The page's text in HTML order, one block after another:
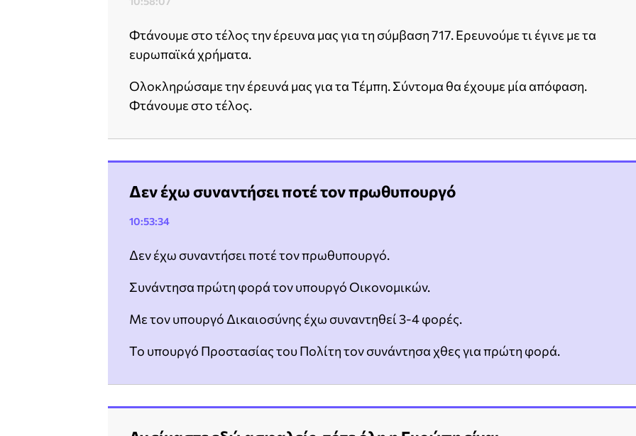
Φτάνουμε στο τέλος την έρευνα μας για τη σύμβαση 717. Ερευνούμε τι έγινε με τα
ευρωπαϊκά χρήματα.
Ολοκληρώσαμε την έρευνά μας για τα Τέμπη. Σύντομα θα έχουμε μία απόφαση.
Φτάνουμε στο τέλος.
Δεν έχω συναντήσει ποτέ τον πρωθυπουργό
10:53:34
Δεν έχω συναντήσει ποτέ τον πρωθυπουργό.
Συνάντησα πρώτη φορά τον υπουργό Οικονομικών.
Με τον υπουργό Δικαιοσύνης έχω συναντηθεί 3-4 φορές.
Το υπουργό Προστασίας του Πολίτη τον συνάντησα χθες για πρώτη φορά.